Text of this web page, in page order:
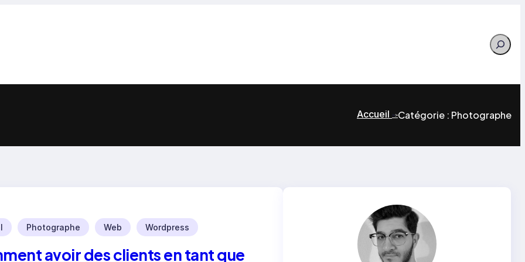
Search
Accueil >>Catégorie : Photographe
Photographe Web Wordpress
avoir des clients en tant que